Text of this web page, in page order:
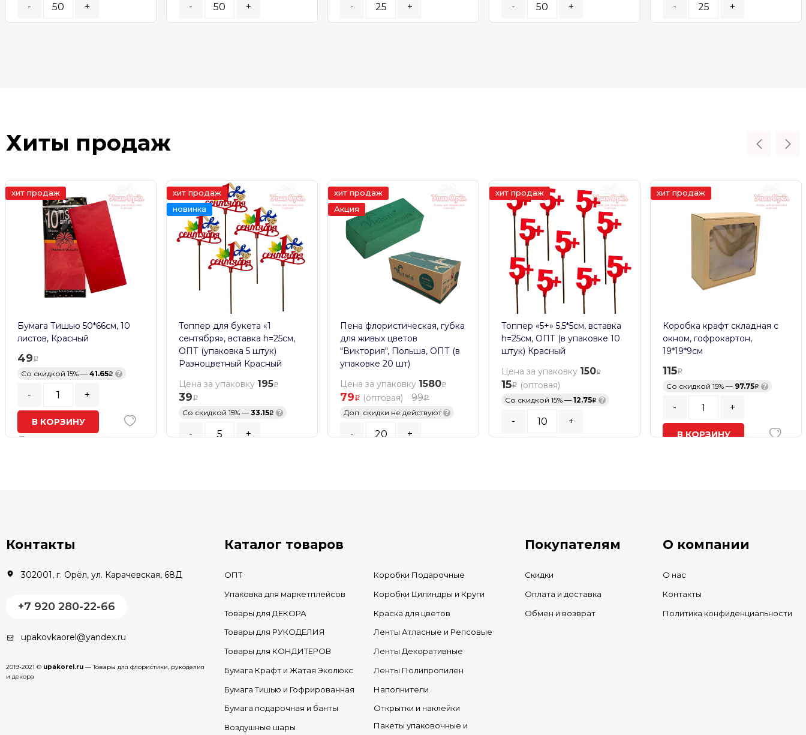
- + - + - + - + - +
Хиты продаж
хит продаж
Бумага Тишью 50*66см, 10
листов, Красный
49
Со скидкой 15% — 41.65 ?
- +
В КОРЗИНУ
хит продаж
новинка
Топпер для букета «1
сентября», вставка h=25см,
ОПТ (упаковка 5 штук)
Разноцветный Красный
Цена за упаковку 195
39
Со скидкой 15% — 33.15 ?
- +
хит продаж
Акция
Пена флористическая, губка
для живых цветов
"Виктория", Польша, ОПТ (в
упаковке 20 шт)
Цена за упаковку 1580
79 (оптовая) 99
Доп. скидки не действуют ?
- +
хит продаж
Топпер «5+» 5,5*5см, вставка
h=25см, ОПТ (в упаковке 10
штук) Красный
Цена за упаковку 150
15 (оптовая)
Со скидкой 15% — 12.75 ?
- +
хит продаж
Коробка крафт складная с
окном, гофрокартон,
19*19*9см
115
Со скидкой 15% — 97.75 ?
- +
В КОРЗИНУ
Контакты
302001, г. Орёл, ул. Карачевская, 68Д
+7 920 280-22-66
upakovkaorel@yandex.ru
2019-2021 © upakorel.ru — Товары для флористики, рукоделия
и декора
Каталог товаров
ОПТ
Упаковка для маркетплейсов
Товары для ДЕКОРА
Товары для РУКОДЕЛИЯ
Товары для КОНДИТЕРОВ
Бумага Крафт и Жатая Эколюкс
Бумага Тишью и Гофрированная
Бумага подарочная и банты
Воздушные шары
Коробки Подарочные
Коробки Цилиндры и Круги
Краска для цветов
Ленты Атласные и Репсовые
Ленты Декоративные
Ленты Полипропилен
Наполнители
Открытки и наклейки
Пакеты упаковочные и
Покупателям
Скидки
Оплата и доставка
Обмен и возврат
О компании
О нас
Контакты
Политика конфиденциальности